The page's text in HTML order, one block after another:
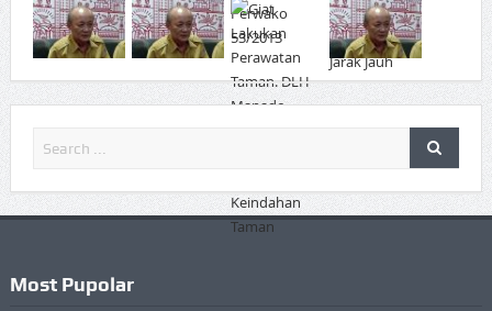
Most Pupolar